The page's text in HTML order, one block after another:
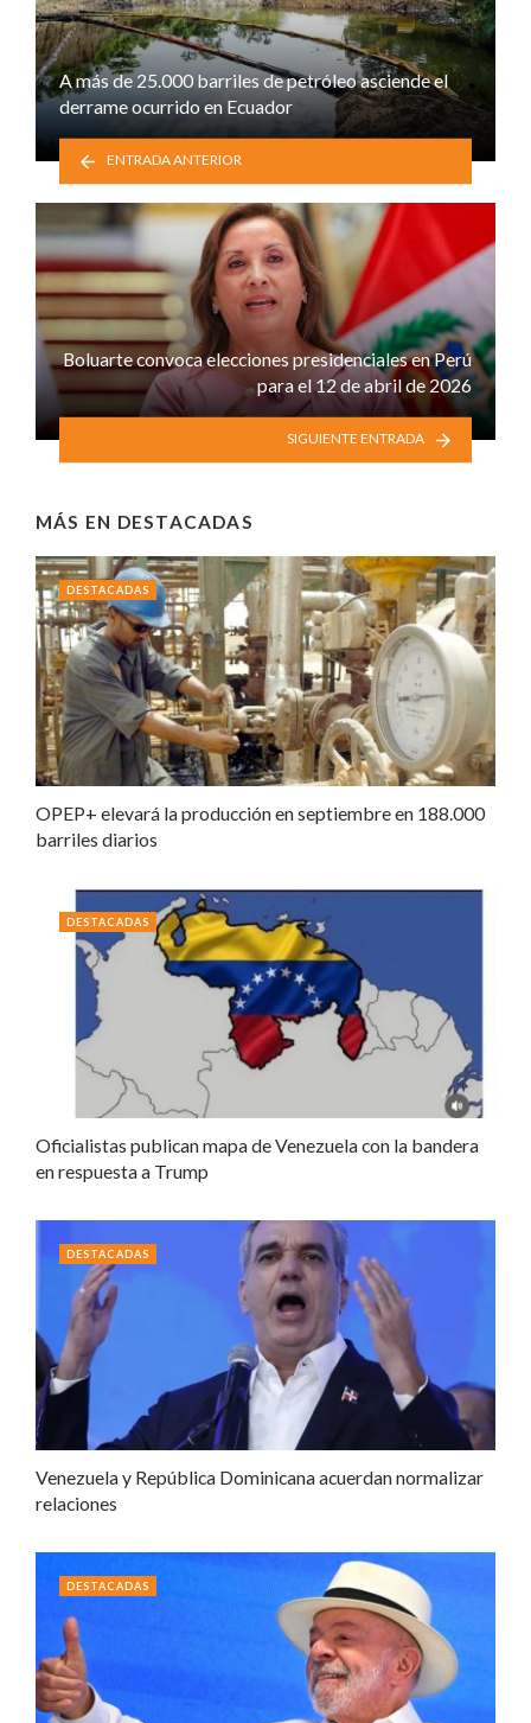
A más de 25.000 barriles de petróleo asciende el
derrame ocurrido en Ecuador
ENTRADA ANTERIOR
Boluarte convoca elecciones presidenciales en Perú
para el 12 de abril de 2026
SIGUIENTE ENTRADA
MÁS EN DESTACADAS
OPEP+ elevará la producción en septiembre en 188.000
barriles diarios
DESTACADAS
Oficialistas publican mapa de Venezuela con la bandera
en respuesta a Trump
DESTACADAS
Venezuela y República Dominicana acuerdan normalizar
relaciones
DESTACADAS
DESTACADAS